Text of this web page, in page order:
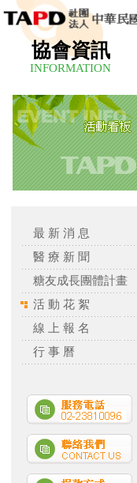
協會資訊
INFORMATION
最 新 消 息
醫 療 新 聞
糖友成長團體計畫
活 動 花 絮
線 上 報 名
行 事 曆